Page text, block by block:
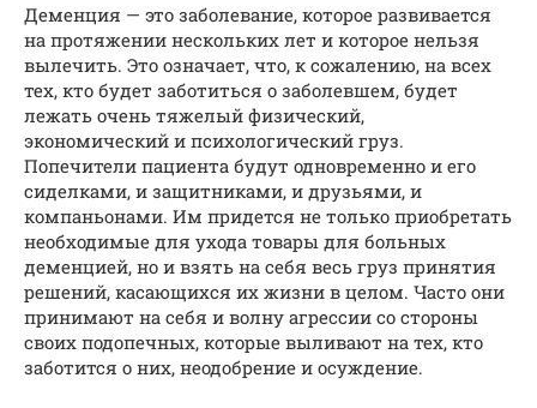
Деменция — это заболевание, которое развивается
на протяжении нескольких лет и которое нельзя
вылечить. Это означает, что, к сожалению, на всех
тех, кто будет заботиться о заболевшем, будет
лежать очень тяжелый физический,
экономический и психологический груз.
Попечители пациента будут одновременно и его
сиделками, и защитниками, и друзьями, и
компаньонами. Им придется не только приобретать
необходимые для ухода товары для больных
деменцией, но и взять на себя весь груз принятия
решений, касающихся их жизни в целом. Часто они
принимают на себя и волну агрессии со стороны
своих подопечных, которые выливают на тех, кто
заботится о них, неодобрение и осуждение.